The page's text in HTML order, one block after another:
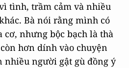
tình, trầm cảm và nhiều
Bà nói rằng mình có
cơ, nhưng bộc bạch là thà
hơn dính vào chuyện
nhiều người gật gù đồng ý